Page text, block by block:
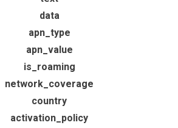
data
apn_type
apn_value
is_roaming
network_coverage
country
activation_policy